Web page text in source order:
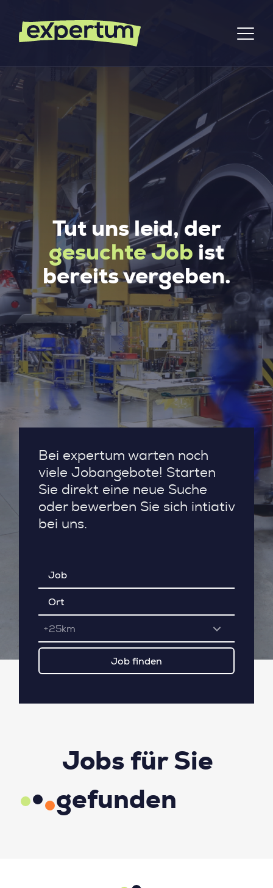
Tut uns leid, der
gesuchte Job ist
bereits vergeben.
Bei expertum warten noch
viele Jobangebote! Starten
Sie direkt eine neue Suche
oder bewerben Sie sich intiativ
bei uns.
+25km